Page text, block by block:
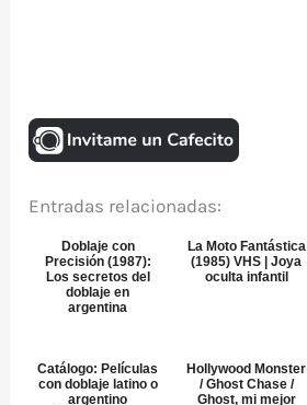
Entradas relacionadas:
Doblaje con
Precisión (1987):
Los secretos del
doblaje en
argentina
La Moto Fantástica
(1985) VHS | Joya
oculta infantil
Catálogo: Películas
con doblaje latino o
argentino
Hollywood Monster
/ Ghost Chase /
Ghost, mi mejor